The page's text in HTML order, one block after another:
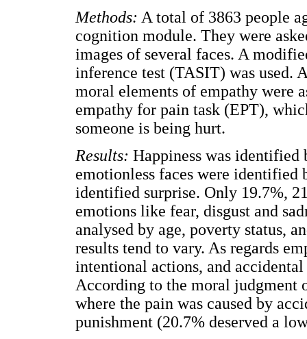
Methods: A total of 3863 people
cognition module. They were
images of several faces. A
inference test (TASIT) was used.
moral elements of empathy were
empathy for pain task (EPT),
someone is being hurt.
Results: Happiness was
emotionless faces were identified
identified surprise. Only 19.7%,
emotions like fear, disgust and
analysed by age, poverty status,
results tend to vary. As regards
intentional actions, and
According to the moral judgment
where the pain was caused by
punishment (20.7% deserved a